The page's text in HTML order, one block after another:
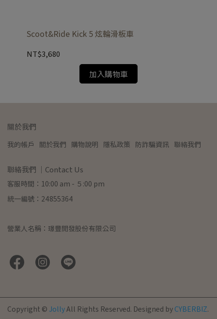
Scoot&Ride Kick 5 炫輪滑板車
NT$3,680
加入購物車
關於我們
我的帳戶 關於我們 購物說明 隱私政策 防詐騙資訊 聯絡我們
聯絡我們 ｜Contact Us
客服時間：10:00 am - ５:00 pm
統一編號：24855364
營業人名稱：璟豐開發股份有限公司
Copyright © JollyAll Rights Reserved. Designed by CYBERBIZ.